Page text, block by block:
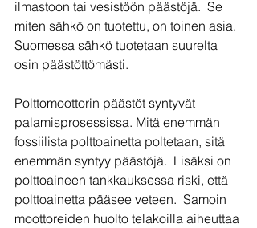
ilmastoon tai vesistöön päästöjä.  Se
miten sähkö on tuotettu, on toinen asia.
Suomessa sähkö tuotetaan suurelta
osin päästöttömästi.
Polttomoottorin päästöt syntyvät
palamisprosessissa. Mitä enemmän
fossiilista polttoainetta poltetaan, sitä
enemmän syntyy päästöjä.  Lisäksi on
polttoaineen tankkauksessa riski, että
polttoainetta pääsee veteen.  Samoin
moottoreiden huolto telakoilla aiheuttaa